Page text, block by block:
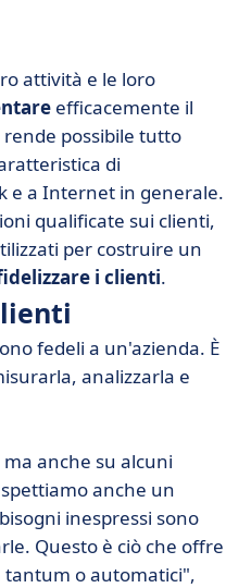
attività e le loro
efficacemente il
rende possibile tutto
di
e a Internet in generale.
qualificate sui clienti,
per costruire un
i clienti.
fedeli a un'azienda. È
analizzarla e
anche su alcuni
anche un
inespressi sono
Questo è ciò che offre
tantum o automatici",